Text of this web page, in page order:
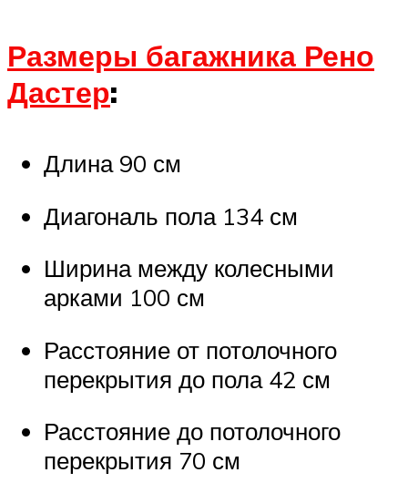
Размеры багажника Рено
Дастер:
Длина 90 см
Диагональ пола 134 см
Ширина между колесными
арками 100 см
Расстояние от потолочного
перекрытия до пола 42 см
Расстояние до потолочного
перекрытия 70 см